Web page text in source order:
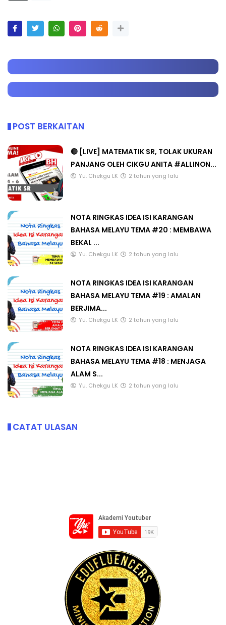
POST BERKAITAN
🔴 [LIVE] MATEMATIK SR, TOLAK UKURAN
PANJANG OLEH CIKGU ANITA #ALLINON...
Yu. Chekgu LK 2 tahun yang lalu
NOTA RINGKAS IDEA ISI KARANGAN
BAHASA MELAYU TEMA #20 : MEMBAWA
BEKAL ...
Yu. Chekgu LK 2 tahun yang lalu
NOTA RINGKAS IDEA ISI KARANGAN
BAHASA MELAYU TEMA #19 : AMALAN
BERJIMA...
Yu. Chekgu LK 2 tahun yang lalu
NOTA RINGKAS IDEA ISI KARANGAN
BAHASA MELAYU TEMA #18 : MENJAGA
ALAM S...
Yu. Chekgu LK 2 tahun yang lalu
CATAT ULASAN